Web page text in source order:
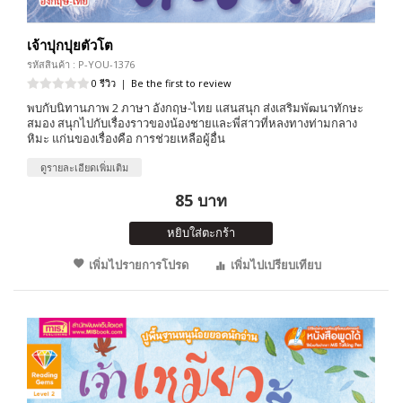
เจ้าปุกปุยตัวโต
รหัสสินค้า : P-YOU-1376
0 รีวิว | Be the first to review
พบกับนิทานภาพ 2 ภาษา อังกฤษ-ไทย แสนสนุก ส่งเสริมพัฒนาทักษะ
สมอง สนุกไปกับเรื่องราวของน้องชายและพี่สาวที่หลงทางท่ามกลาง
หิมะ แก่นของเรื่องคือ การช่วยเหลือผู้อื่น
ดูรายละเอียดเพิ่มเติม
85 บาท
หยิบใส่ตะกร้า
เพิ่มไปรายการโปรด
เพิ่มไปเปรียบเทียบ